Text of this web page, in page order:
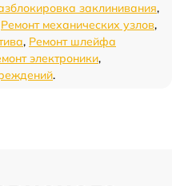
заклинивания,
Ремонт механических узлов,
, Ремонт шлейфа
электроники,
.